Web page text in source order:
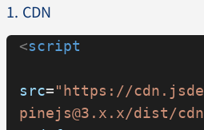
1. CDN
<script
src="https://
pinejs@3.x.x/dist/